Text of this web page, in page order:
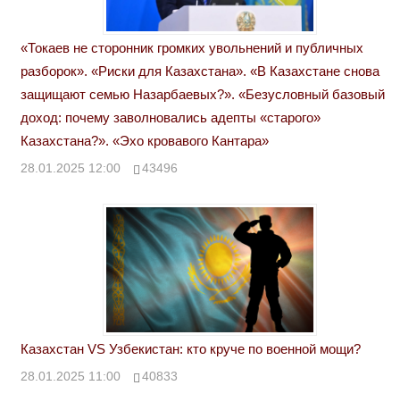
«Токаев не сторонник громких увольнений и публичных
разборок». «Риски для Казахстана». «В Казахстане снова
защищают семью Назарбаевых?». «Безусловный базовый
доход: почему заволновались адепты «старого»
Казахстана?». «Эхо кровавого Кантара»
28.01.2025 12:00 43496
Казахстан VS Узбекистан: кто круче по военной мощи?
28.01.2025 11:00 40833